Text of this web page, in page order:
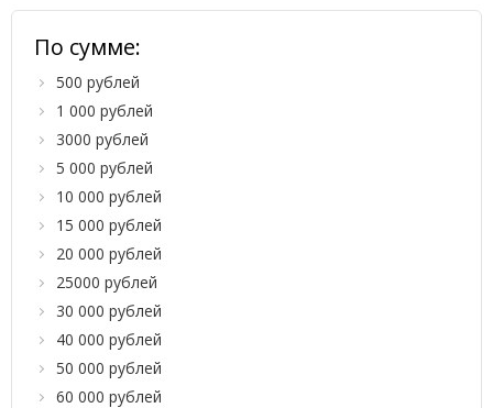
По сумме:
500 рублей
1 000 рублей
3000 рублей
5 000 рублей
10 000 рублей
15 000 рублей
20 000 рублей
25000 рублей
30 000 рублей
40 000 рублей
50 000 рублей
60 000 рублей